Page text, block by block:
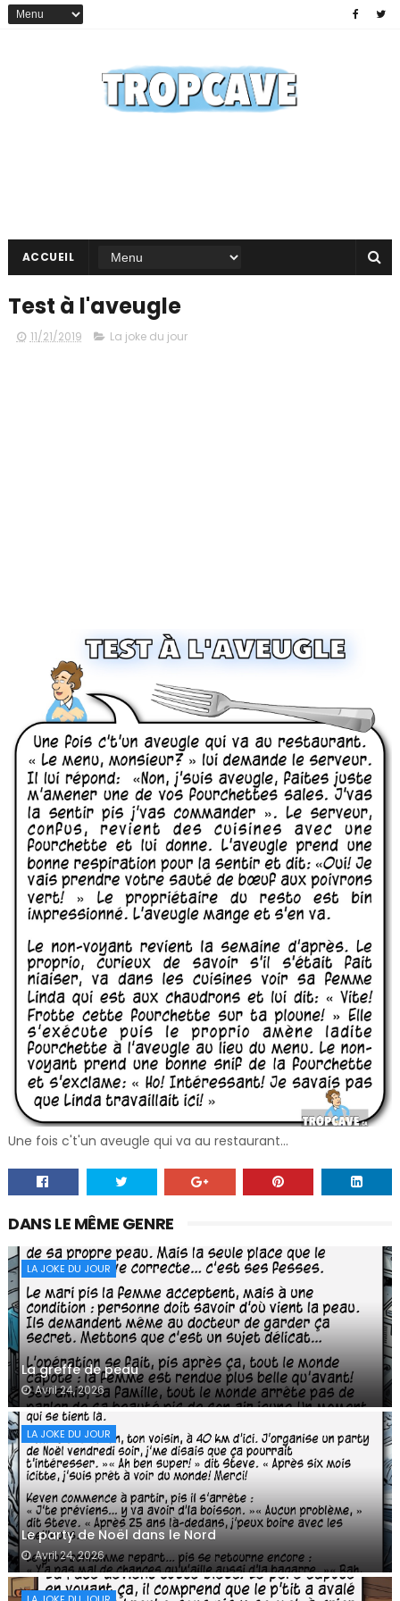
ACCUEIL
Test à l'aveugle
11/21/2019 La joke du jour
Une fois c't'un aveugle qui va au restaurant...
DANS LE MÊME GENRE
LA JOKE DU JOUR
La greffe de peau
Avril 24, 2026
LA JOKE DU JOUR
Le party de Noël dans le Nord
Avril 24, 2026